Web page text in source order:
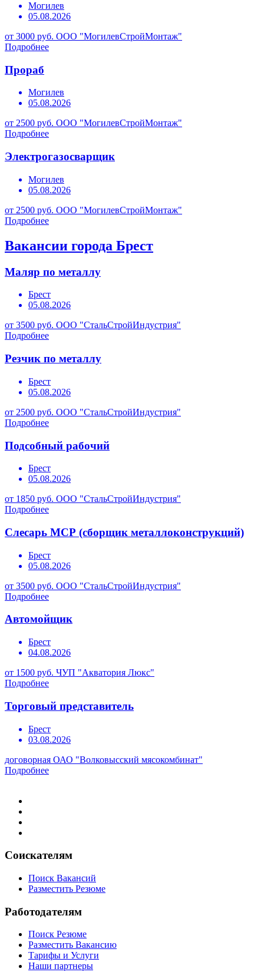
Могилев
05.08.2026
от 3000 руб. ООО "МогилевСтройМонтаж"
Подробнее
Прораб
Могилев
05.08.2026
от 2500 руб. ООО "МогилевСтройМонтаж"
Подробнее
Электрогазосварщик
Могилев
05.08.2026
от 2500 руб. ООО "МогилевСтройМонтаж"
Подробнее
Вакансии города Брест
Маляр по металлу
Брест
05.08.2026
от 3500 руб. ООО "СтальСтройИндустрия"
Подробнее
Резчик по металлу
Брест
05.08.2026
от 2500 руб. ООО "СтальСтройИндустрия"
Подробнее
Подсобный рабочий
Брест
05.08.2026
от 1850 руб. ООО "СтальСтройИндустрия"
Подробнее
Слесарь МСР (сборщик металлоконструкций)
Брест
05.08.2026
от 3500 руб. ООО "СтальСтройИндустрия"
Подробнее
Автомойщик
Брест
04.08.2026
от 1500 руб. ЧУП "Акватория Люкс"
Подробнее
Торговый представитель
Брест
03.08.2026
договорная ОАО "Волковысский мясокомбинат"
Подробнее
Соискателям
Поиск Вакансий
Разместить Резюме
Работодателям
Поиск Резюме
Разместить Вакансию
Тарифы и Услуги
Наши партнеры